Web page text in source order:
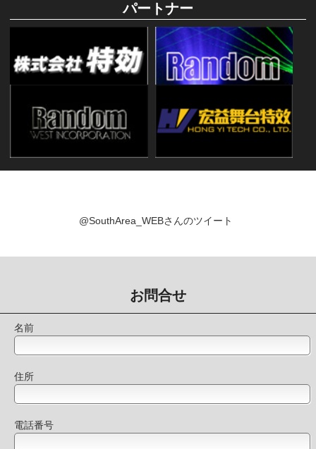
パートナー
@SouthArea_WEBさんのツイート
お問合せ
名前
住所
電話番号